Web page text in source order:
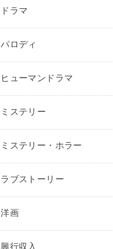
ドラマ
パロディ
ヒューマンドラマ
ミステリー
ミステリー・ホラー
ラブストーリー
洋画
興行収入